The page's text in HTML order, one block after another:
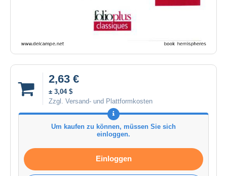
2,63 €
± 3,04 $
Zzgl. Versand- und Plattformkosten
Um kaufen zu können, müssen Sie sich
einloggen.
Einloggen